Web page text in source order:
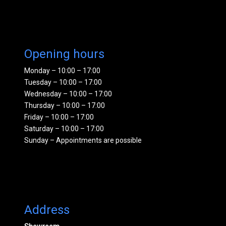
Opening hours
Monday – 10:00 – 17:00
Tuesday – 10:00 – 17:00
Wednesday – 10:00 – 17:00
Thursday – 10:00 – 17:00
Friday – 10:00 – 17:00
Saturday – 10:00 – 17:00
Sunday – Appointments are possible
Address